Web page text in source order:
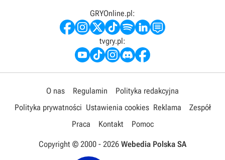
GRYOnline.pl:
tvgry.pl:
O nas Regulamin
Polityka redakcyjna
Polityka prywatności Ustawienia cookies Reklama
Zespół
Praca
Kontakt Pomoc
Copyright © 2000 - 2026 Webedia Polska SA